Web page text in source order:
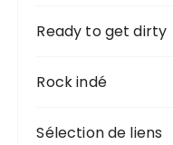
Ready to get dirty
Rock indé
Sélection de liens